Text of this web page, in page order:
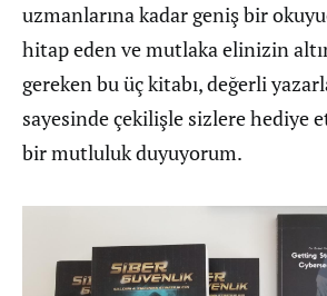
uzmanlarına kadar geniş bir
hitap eden ve mutlaka elinizin
gereken bu üç kitabı, değerli
sayesinde çekilişle sizlere hediye
bir mutluluk duyuyorum.